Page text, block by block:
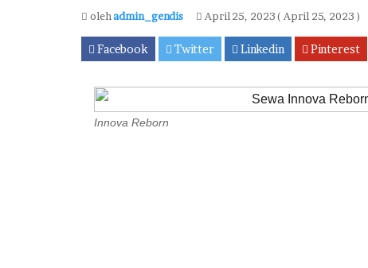
olehadmin_gendis April 25, 2023 ( April 25, 2023 )
Facebook Twitter Linkedin Pinterest
Innova Reborn